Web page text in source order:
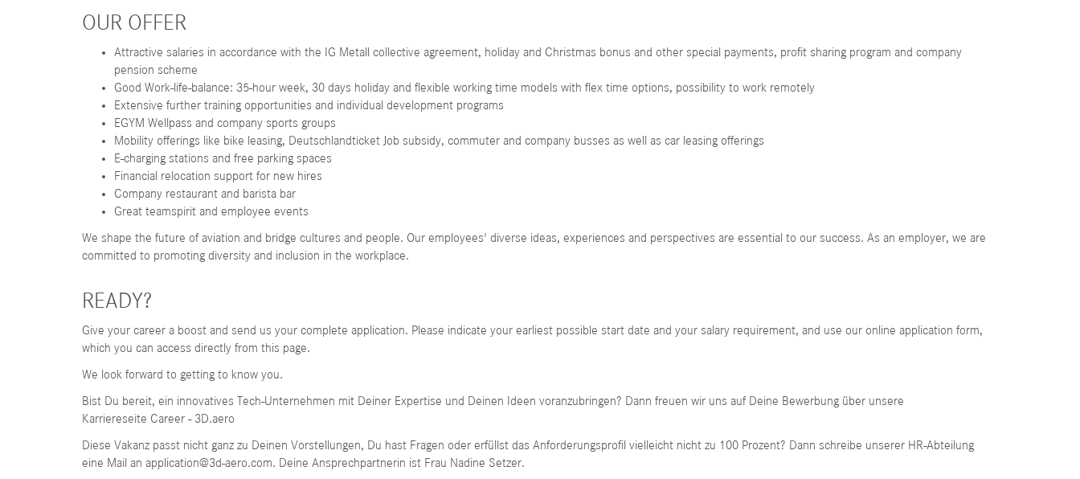
OUR OFFER
Attractive salaries in accordance with the IG Metall collective agreement, holiday and Christmas bonus and other special payments, profit sharing program and company
pension scheme
Good Work-life-balance: 35-hour week, 30 days holiday and flexible working time models with flex time options, possibility to work remotely
Extensive further training opportunities and individual development programs
EGYM Wellpass and company sports groups
Mobility offerings like bike leasing, Deutschlandticket Job subsidy, commuter and company busses as well as car leasing offerings
E-charging stations and free parking spaces
Financial relocation support for new hires
Company restaurant and barista bar
Great teamspirit and employee events
We shape the future of aviation and bridge cultures and people. Our employees' diverse ideas, experiences and perspectives are essential to our success. As an employer, we are
committed to promoting diversity and inclusion in the workplace.
READY?
Give your career a boost and send us your complete application. Please indicate your earliest possible start date and your salary requirement, and use our online application form,
which you can access directly from this page.
We look forward to getting to know you.
Bist Du bereit, ein innovatives Tech-Unternehmen mit Deiner Expertise und Deinen Ideen voranzubringen? Dann freuen wir uns auf Deine Bewerbung über unsere
Karriereseite Career - 3D.aero
Diese Vakanz passt nicht ganz zu Deinen Vorstellungen, Du hast Fragen oder erfüllst das Anforderungsprofil vielleicht nicht zu 100 Prozent? Dann schreibe unserer HR-Abteilung
eine Mail an application@3d-aero.com. Deine Ansprechpartnerin ist Frau Nadine Setzer.